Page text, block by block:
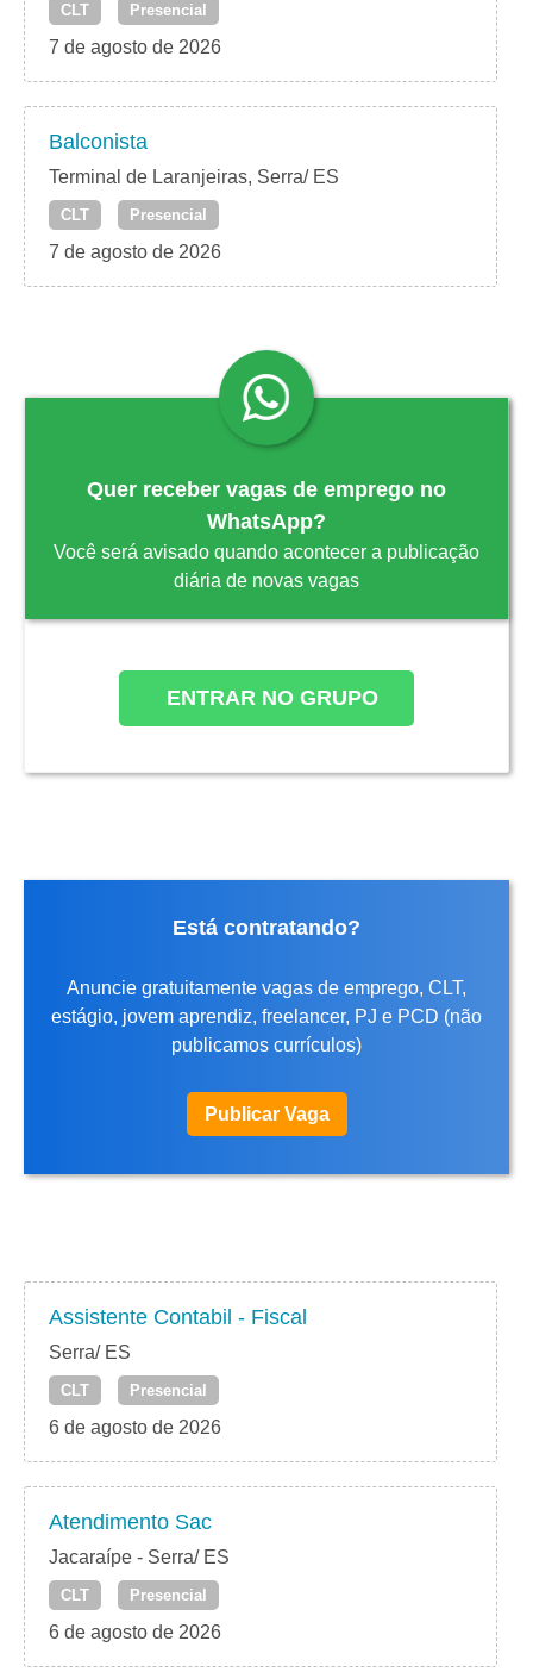
CLT Presencial
7 de agosto de 2026
Balconista
Terminal de Laranjeiras, Serra/ ES
CLT Presencial
7 de agosto de 2026
Quer receber vagas de emprego no
WhatsApp?
Você será avisado quando acontecer a publicação
diária de novas vagas
ENTRAR NO GRUPO
Está contratando?
Anuncie gratuitamente vagas de emprego, CLT,
estágio, jovem aprendiz, freelancer, PJ e PCD (não
publicamos currículos)
Publicar Vaga
Assistente Contabil - Fiscal
Serra/ ES
CLT Presencial
6 de agosto de 2026
Atendimento Sac
Jacaraípe - Serra/ ES
CLT Presencial
6 de agosto de 2026